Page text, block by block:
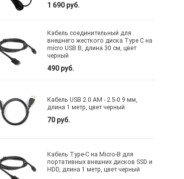
1 690 руб.
Кабель соединительный для
внешнего жесткого диска Type C на
micro USB B, длина 30 см, цвет
черный
490 руб.
Кабель USB 2.0 AM - 2.5-0.9 мм,
длина 1 метр, цвет черный
70 руб.
Кабель Type-C на Micro-B для
портативных внешних дисков SSD и
HDD, длина 1 метр, цвет черный